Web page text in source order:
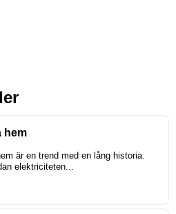
hem
är en trend med en lång historia.
elektriciteten...